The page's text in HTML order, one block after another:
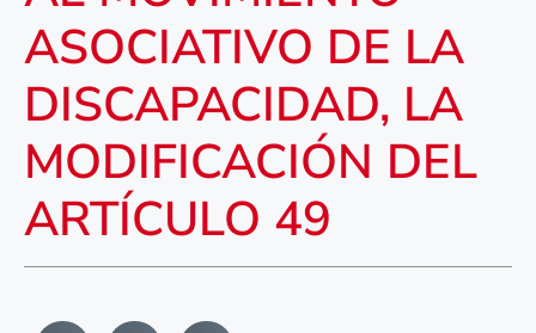
ASOCIATIVO DE LA
DISCAPACIDAD, LA
MODIFICACIÓN DEL
ARTÍCULO 49